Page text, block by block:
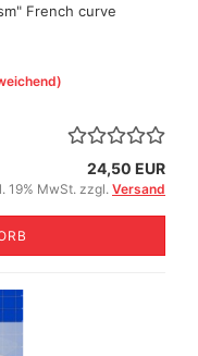
French curve
24,50 EUR
19% MwSt. zzgl. Versand